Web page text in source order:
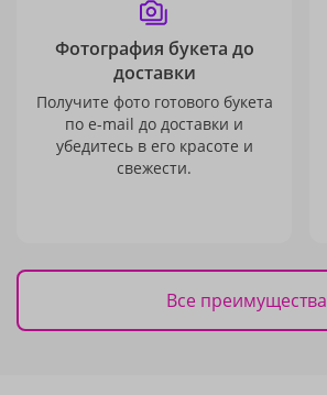
Фотография букета до
доставки
Получите фото готового букета
по e-mail до доставки и
убедитесь в его красоте и
свежести.
Все преимущества